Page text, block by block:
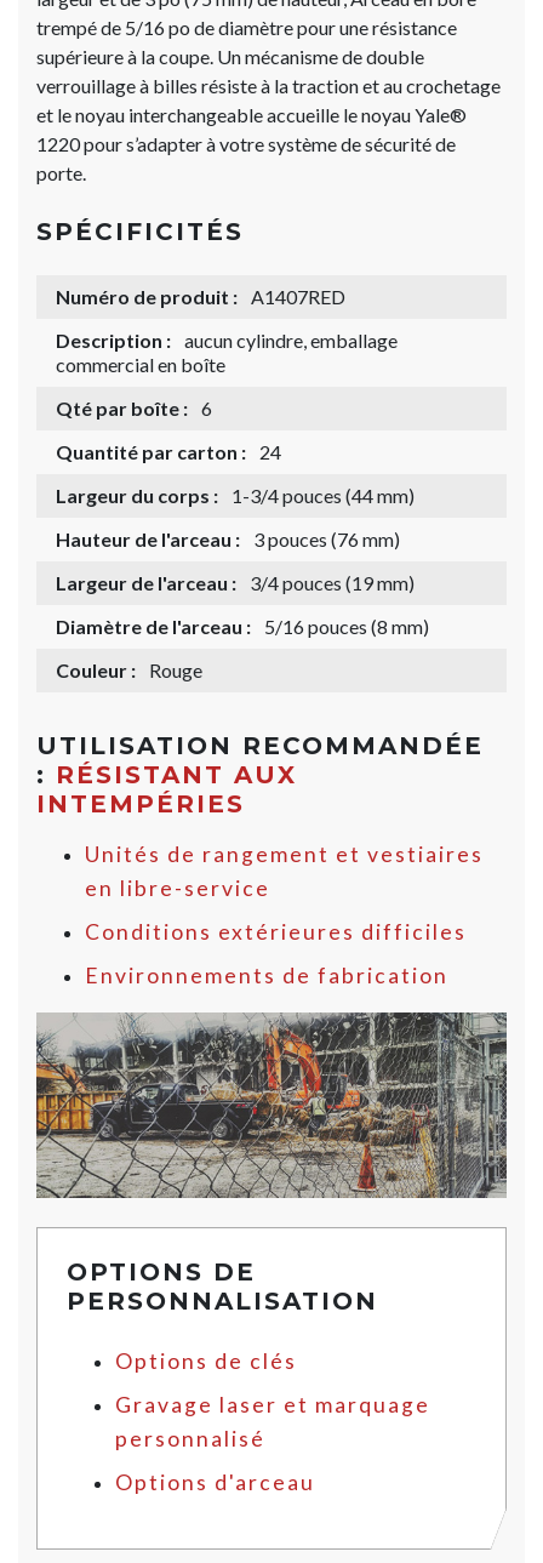
trempé de 5/16 po de diamètre pour une résistance
supérieure à la coupe. Un mécanisme de double
verrouillage à billes résiste à la traction et au crochetage
et le noyau interchangeable accueille le noyau Yale®
1220 pour s’adapter à votre système de sécurité de
porte.
SPÉCIFICITÉS
Numéro de produit : A1407RED
Description : aucun cylindre, emballage
commercial en boîte
Qté par boîte : 6
Quantité par carton :
24
Largeur du corps :
1-3/4 pouces (44 mm)
Hauteur de l'arceau :
3 pouces (76 mm)
Largeur de l'arceau :
3/4 pouces (19 mm)
Diamètre de l'arceau :
5/16 pouces (8 mm)
Couleur :
Rouge
UTILISATION RECOMMANDÉE
: RÉSISTANT AUX
INTEMPÉRIES
Unités de rangement et vestiaires
en libre-service
Conditions extérieures difficiles
Environnements de fabrication
OPTIONS DE
PERSONNALISATION
Options de clés
Gravage laser et marquage
personnalisé
Options d'arceau